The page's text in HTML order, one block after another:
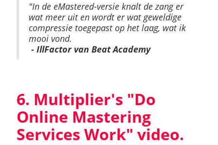
"In de eMastered-versie knalt de zang er
wat meer uit en wordt er wat geweldige
compressie toegepast op het laag, wat ik
mooi vond.
- IllFactor van Beat Academy
6. Multiplier's "Do
Online Mastering
Services Work" video.